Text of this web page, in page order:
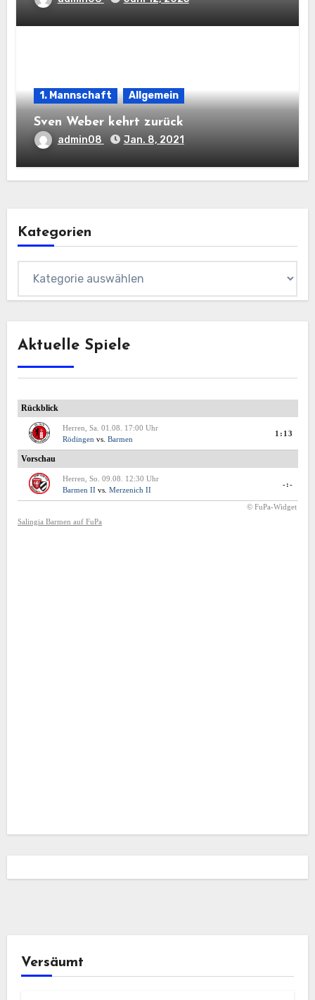
1. Mannschaft Allgemein
Sven Weber kehrt zurück
admin08 Jan. 8, 2021
Kategorien
Aktuelle Spiele
Versäumt